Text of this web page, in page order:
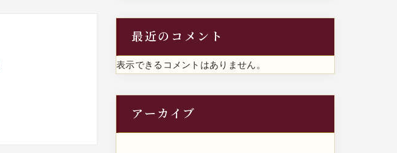
最近のコメント
表示できるコメントはありません。
アーカイブ